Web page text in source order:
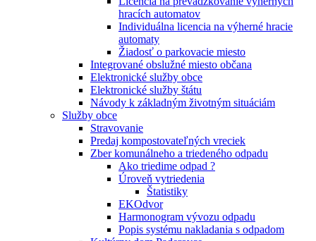
hracích automatov
Individuálna licencia na výherné hracie
automaty
Žiadosť o parkovacie miesto
Integrované obslužné miesto občana
Elektronické služby obce
Elektronické služby štátu
Návody k základným životným situáciám
Služby obce
Stravovanie
Predaj kompostovateľných vreciek
Zber komunálneho a triedeného odpadu
Ako triedime odpad ?
Úroveň vytriedenia
Štatistiky
EKOdvor
Harmonogram vývozu odpadu
Popis systému nakladania s odpadom